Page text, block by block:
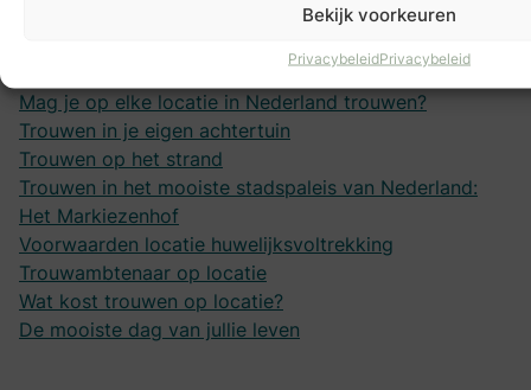
Bekijk voorkeuren
PrivacybeleidPrivacybeleid
Een locatie voor een dag benoemen tot officiële
Wat moet ik regelen als ik ga trouwen op locatie?
Mag je op elke locatie in Nederland trouwen?
Trouwen in je eigen achtertuin
Trouwen op het strand
Trouwen in het mooiste stadspaleis van Nederland:
Het Markiezenhof
Voorwaarden locatie huwelijksvoltrekking
Trouwambtenaar op locatie
Wat kost trouwen op locatie?
De mooiste dag van jullie leven